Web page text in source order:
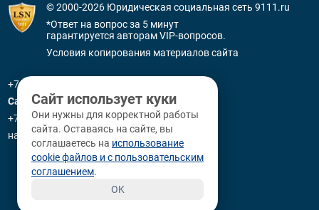
© 2000-2026 Юридическая социальная сеть 9111.ru
*Ответ на вопрос за 5 минут
гарантируется авторам VIP-вопросов.
Условия копирования материалов сайта
+7 (800) 505-91-11
Санкт-Петербург
+7 (812) 336-92-64
наб. р. Фонтанки, д. 59
Сайт использует куки
Они нужны для корректной работы
сайта. Оставаясь на сайте, вы
соглашаетесь на использование
cookie файлов и с пользовательским
соглашением.
OK